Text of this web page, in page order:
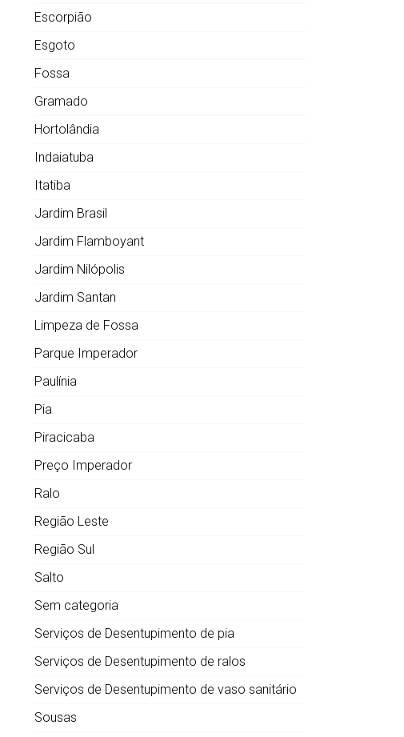
Escorpião
Esgoto
Fossa
Gramado
Hortolândia
Indaiatuba
Itatiba
Jardim Brasil
Jardim Flamboyant
Jardim Nilópolis
Jardim Santan
Limpeza de Fossa
Parque Imperador
Paulínia
Pia
Piracicaba
Preço Imperador
Ralo
Região Leste
Região Sul
Salto
Sem categoria
Serviços de Desentupimento de pia
Serviços de Desentupimento de ralos
Serviços de Desentupimento de vaso sanitário
Sousas